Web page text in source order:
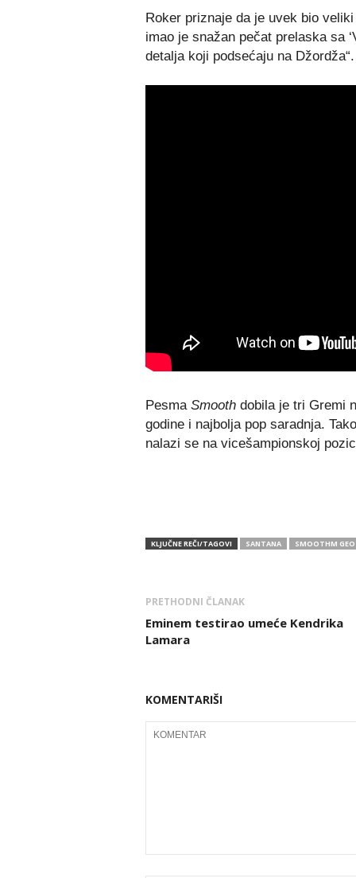
Roker priznaje da je uvek bio
imao je snažan pečat prelaska sa
detalja koji podsećaju na Džordža“.
Pesma Smooth dobila je tri Gremi
godine i najbolja pop saradnja.
nalazi se na vicešampionskoj
KLJUČNE REČI/TAGOVI SANTANA SMOOTHM
PRETHODNI ČLANAK
Eminem testirao umeće Kendrika
Lamara
KOMENTARIŠI